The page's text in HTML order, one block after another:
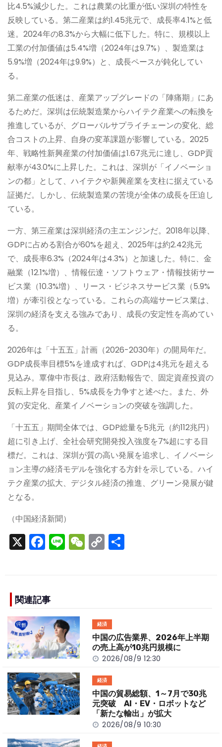
比4.5%減少した。これは農業の比重が低い深圳の特性を
反映している。第二産業は約1.45兆元で、成長率4.1%と低
迷。2024年の8.3%から大幅に低下した。特に、規模以上
工業の付加価値は5.4%増（2024年は9.7%）、製造業は
5.9%増（2024年は9.9%）と、成長ペースが鈍化してい
る。
第二産業の低迷は、産業アップグレードの「陣痛期」にあ
るためだ。深圳は伝統製造業からハイテク産業への転換を
推進しているが、グローバルサプライチェーンの変化、総
合コストの上昇、自身の変革課題が影響している。2025
年、戦略性新興産業の付加価値は1.67兆元に達し、GDP貢
献率が43.0%に上昇した。これは、深圳が「イノベーショ
ンの都」として、ハイテクや新興産業を支柱に据えている
証拠だ。しかし、伝統製造業の苦境が全体の成長を圧迫し
ている。
一方、第三産業は深圳経済の主エンジンだ。2018年以降、
GDPに占める割合が60%を超え、2025年は約2.42兆元
で、成長率6.3%（2024年は4.3%）と加速した。特に、金
融業（12.1%増）、情報伝達・ソフトウェア・情報技術サー
ビス業（10.3%増）、リース・ビジネスサービス業（5.9%
増）が牽引役となっている。これらの高端サービス業は、
深圳の経済を支える強みであり、成長の安定性を高めてい
る。
2026年は「十五五」計画（2026-2030年）の開局年だ。
GDP成長率目標5%を達成すれば、GDPは4兆元を超える
見込み。覃偉中市長は、政府活動報告で、固定資産投資の
反転上昇を目指し、5%成長を力争すと述べた。また、外
貿の安定化、産業イノベーションの突破を強調した。
「十五五」期間全体では、GDP総量を5兆元（約112兆円）
超に引き上げ、全社会研究開発投入強度を7%超にする目
標だ。これは、深圳が質の高い発展を追求し、イノベーシ
ョン主導の経済モデルを強化する方針を示している。ハイ
テク産業の拡大、デジタル経済の推進、グリーン発展が鍵
となる。
（中国経済新聞）
X F
e
b
o
o
k
Li W C
n
k
関連記事
経済
中国の広告業界、2026年上半期
の売上高が10兆円規模に
2026/08/9 12:30
経済
中国の貿易総額、1～7月で30兆
元突破 AI・EV・ロボットなど
「新たな輸出」が拡大
2026/08/9 10:30